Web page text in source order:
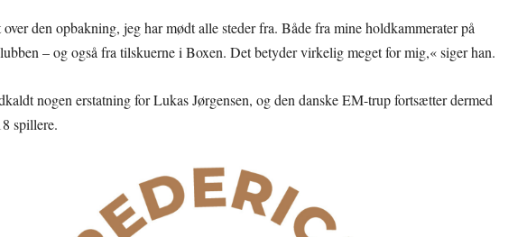
over den opbakning, jeg har mødt alle steder fra. Både fra mine holdkammerater på
– og også fra tilskuerne i Boxen. Det betyder virkelig meget for mig,« siger han.
nogen erstatning for Lukas Jørgensen, og den danske EM-trup fortsætter dermed
spillere.